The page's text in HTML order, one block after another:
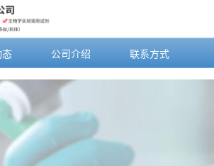
态 公司介绍 联系方式